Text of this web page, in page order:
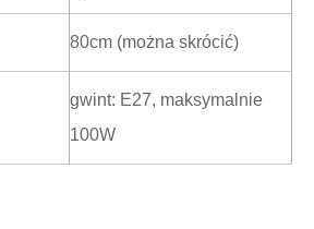
80cm (można skrócić)
gwint: E27, maksymalnie
100W